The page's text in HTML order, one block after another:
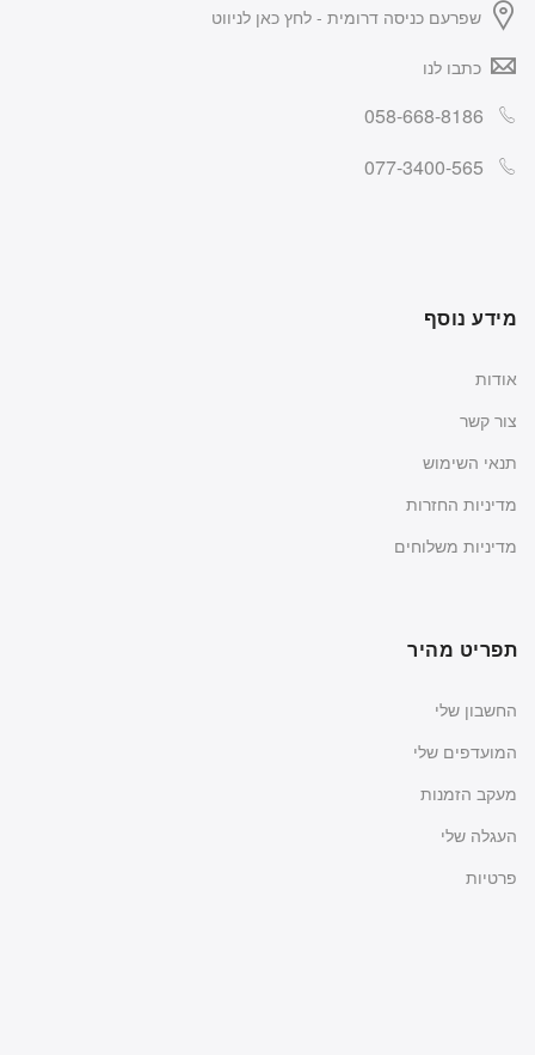
שפרעם כניסה דרומית - לחץ כאן לניווט
כתבו לנו
058-668-8186
077-3400-565
מידע נוסף
אודות
צור קשר
תנאי השימוש
מדיניות החזרות
מדיניות משלוחים
תפריט מהיר
החשבון שלי
המועדפים שלי
מעקב הזמנות
העגלה שלי
פרטיות